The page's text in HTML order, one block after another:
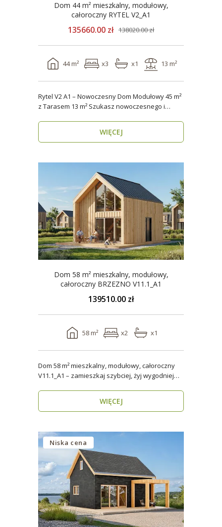
Dom 44 m² mieszkalny, modułowy,
całoroczny RYTEL V2_A1
135660.00 zł 138020.00 zł
44 m² x3 x1 13 m²
Rytel V2 A1 – Nowoczesny Dom Modułowy 45 m²
z Tarasem 13 m² Szukasz nowoczesnego i
WIĘCEJ
Dom 58 m² mieszkalny, modułowy,
całoroczny BRZEZNO V11.1_A1
139510.00 zł
58 m² x2 x1
Dom 58 m² mieszkalny, modułowy, całoroczny
V11.1_A1 – zamieszkaj szybciej, żyj wygodniej
WIĘCEJ
Niska cena